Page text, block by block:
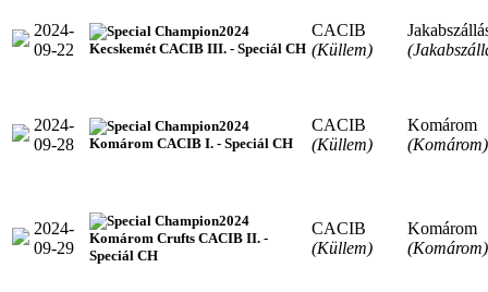
2024-
09-22
2024
Kecskemét CACIB III. - Speciál CH
CACIB
(Küllem)
2024-
09-28
2024
Komárom CACIB I. - Speciál CH
CACIB
(Küllem)
Komárom
(Komárom)
2024-
09-29
2024
Komárom Crufts CACIB II. -
Speciál CH
CACIB
(Küllem)
Komárom
(Komárom)